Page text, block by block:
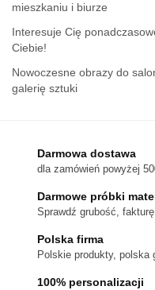
mieszkaniu i biurze
Interesuje Cię
Ciebie!
Nowoczesne obrazy do
galerię sztuki
Darmowa dostawa
dla zamówień powyżej
Darmowe próbki
Sprawdź grubość,
Polska firma
Polskie produkty, polska
100% personalizacji